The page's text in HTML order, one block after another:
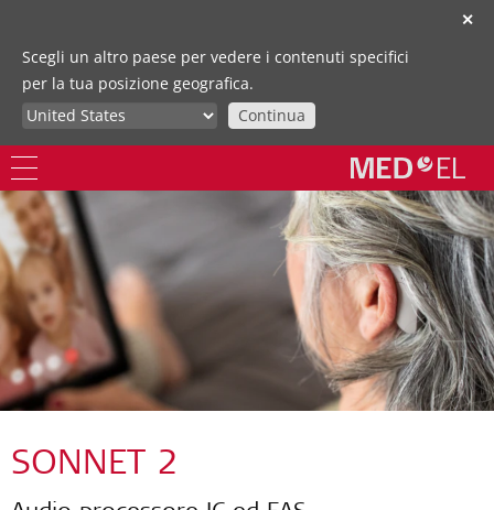
✕
Scegli un altro paese per vedere i contenuti specifici
per la tua posizione geografica.
Continua
SONNET 2